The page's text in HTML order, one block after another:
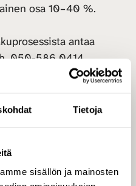
Tietoja
sisällön ja mainosten
osa 10–40 %.
antaa
050-586 0414
osoitteeseen
aihe:
Cupore on